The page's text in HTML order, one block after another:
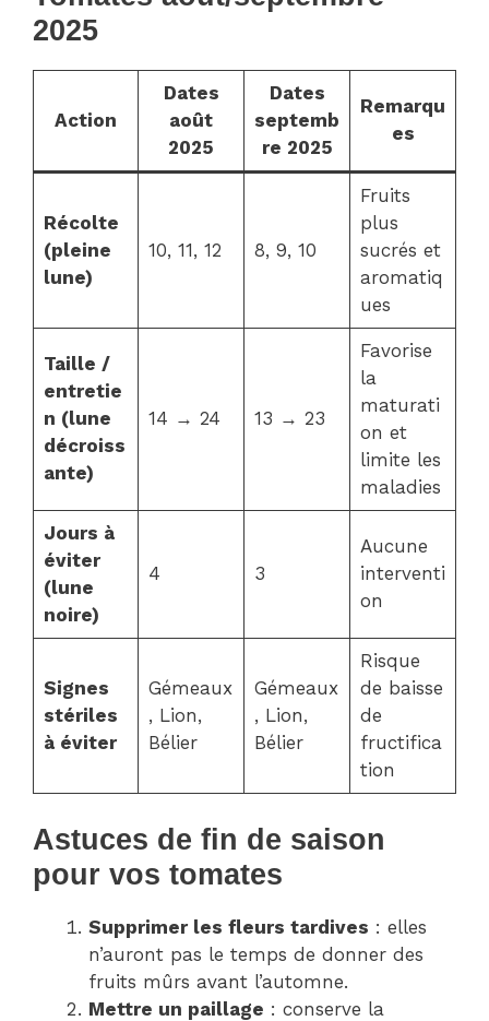
2025
Action
Dates
août
2025
Dates
septemb
re 2025
Remarqu
es
Récolte
(pleine
lune)
10, 11, 12 8, 9, 10
Fruits
plus
sucrés et
aromatiq
ues
Taille /
entretie
n (lune
décroiss
ante)
14 → 24 13 → 23
Favorise
la
maturati
on et
limite les
maladies
Jours à
éviter
(lune
noire)
4 3
Aucune
interventi
on
Signes
stériles
à éviter
Gémeaux
, Lion,
Bélier
Gémeaux
, Lion,
Bélier
Risque
de baisse
de
fructifica
tion
Astuces de fin de saison
pour vos tomates
Supprimer les fleurs tardives : elles
n’auront pas le temps de donner des
fruits mûrs avant l’automne.
Mettre un paillage : conserve la